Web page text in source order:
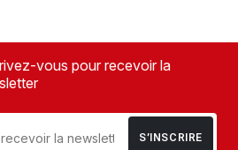
vous pour recevoir la
S’INSCRIRE